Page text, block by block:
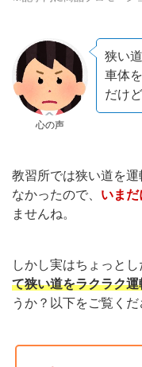
心の声
狭い
車体
だけ
教習所では狭い道を
なかったので、 いま
ませんね。
しかし実はちょっと
て狭い道をラクラク運
うか？以下をご覧くだ